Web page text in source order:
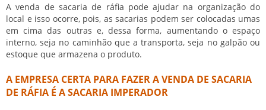
Avenda de sacaria de ráfia pode ajudar na organização do
local e isso ocorre, pois, as sacarias podem ser colocadas umas
em cima das outras e, dessa forma, aumentando o espaço
interno, seja no caminhão que a transporta, seja no galpão ou
estoque que armazena o produto.
A EMPRESA CERTA PARA FAZER A VENDA DE SACARIA
DE RÁFIA É A SACARIA IMPERADOR